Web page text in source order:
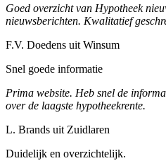
Goed overzicht van Hypotheek
nieuwsberichten. Kwalitatief
F.V. Doedens uit Winsum
Snel goede informatie
Prima website. Heb snel de
over de laagste hypotheekrente.
L. Brands uit Zuidlaren
Duidelijk en overzichtelijk.